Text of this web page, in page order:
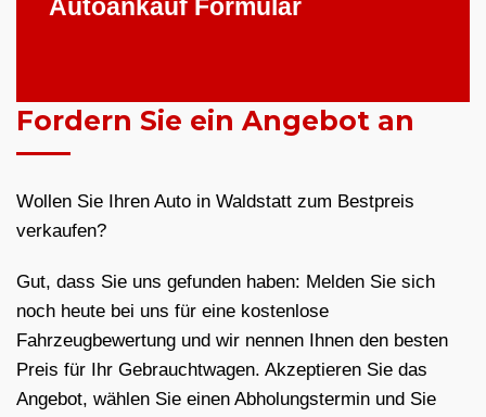
Autoankauf Formular
Fordern Sie ein Angebot an
Wollen Sie Ihren Auto in Waldstatt zum Bestpreis
verkaufen?
Gut, dass Sie uns gefunden haben: Melden Sie sich
noch heute bei uns für eine kostenlose
Fahrzeugbewertung und wir nennen Ihnen den besten
Preis für Ihr Gebrauchtwagen. Akzeptieren Sie das
Angebot, wählen Sie einen Abholungstermin und Sie